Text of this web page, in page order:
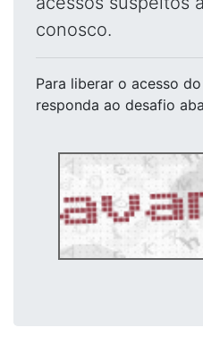
conosco.
Para liberar o acesso
responda ao desafio